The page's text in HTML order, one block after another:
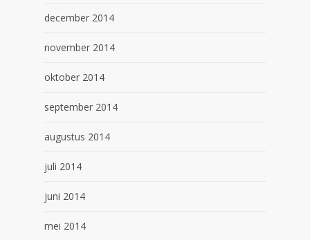
december 2014
november 2014
oktober 2014
september 2014
augustus 2014
juli 2014
juni 2014
mei 2014